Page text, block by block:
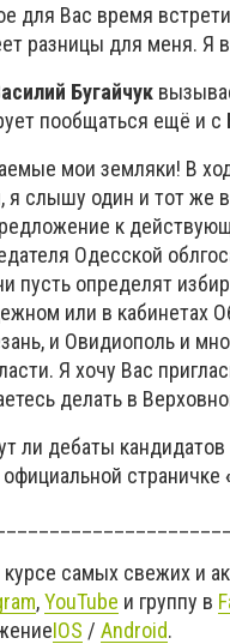
для Вас время
разницы для меня. Я
Бугайчук
пообщаться ещё и с
мои земляки! В
я слышу один и тот же
к
Одесской
пусть определят
или в кабинетах
и Овидиополь и
Я хочу Вас
делать в
ли дебаты
страничке
курсе самых свежих и
,YouTube и группу в
IOS / Android.